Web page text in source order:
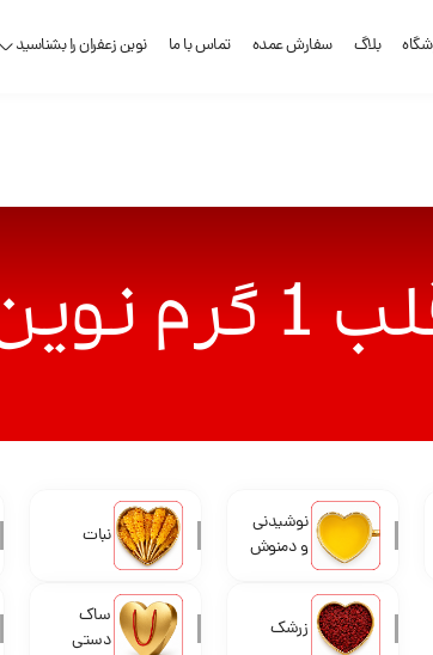
بلاگ سفارش عمده تماس با ما نوین زعفران را بشناسید
نوشیدنی
و دمنوش
نبات
زرشک
ساک
دستی